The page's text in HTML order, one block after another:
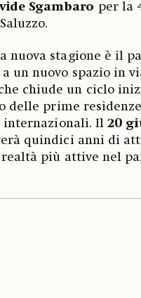
Sgambaro per la
nuova stagione è il
un nuovo spazio in
chiude un ciclo
delle prime
internazionali. Il20
quindici anni di
più attive nel